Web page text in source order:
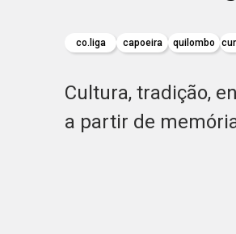
co.liga capoeira quilombo
Cultura, tradição,
a partir de